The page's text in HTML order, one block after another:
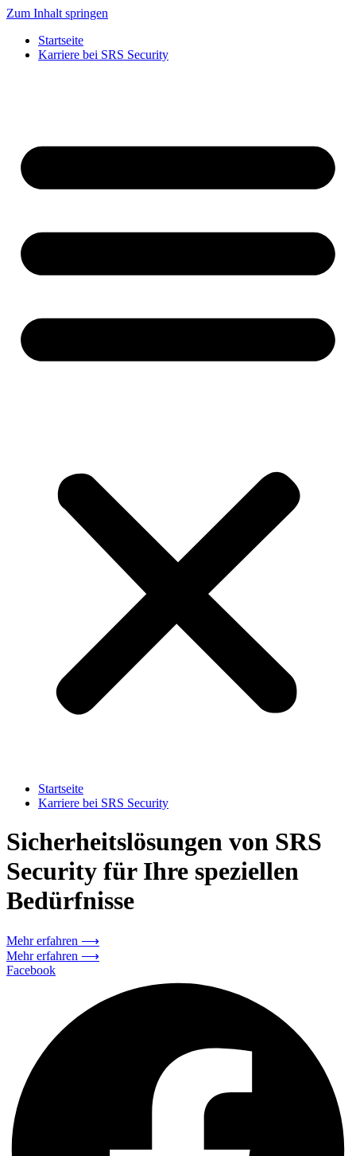
Zum Inhalt springen
Startseite
Karriere bei SRS Security
Startseite
Karriere bei SRS Security
Sicherheitslösungen von SRS
Security für Ihre speziellen
Bedürfnisse
Mehr erfahren ⟶
Mehr erfahren ⟶
Facebook